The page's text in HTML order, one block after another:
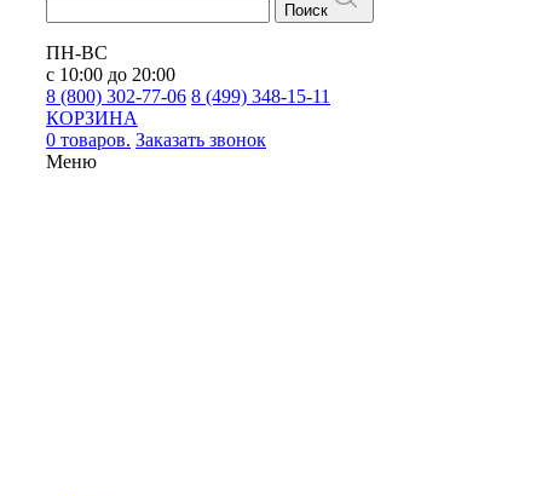
Поиск
ПН-ВС
с 10:00 до 20:00
8 (800) 302-77-06 8 (499) 348-15-11
КОРЗИНА
0 товаров. Заказать звонок
Меню